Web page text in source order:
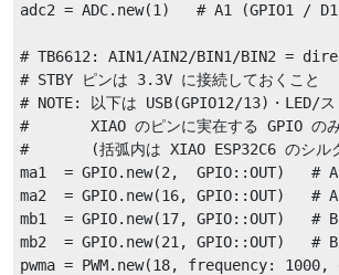
adc2 = ADC.new(1)   # A1 (GPIO1 /
# TB6612: AIN1/AIN2/BIN1/BIN2 =
# STBY ピンは 3.3V に接続しておくこと
# NOTE: 以下は USB(GPIO12/13)・LED/
#       XIAO のピンに実在する GPIO のみ
#       (括弧内は XIAO ESP32C6 のシル
ma1  = GPIO.new(2,  GPIO::OUT)   #
ma2  = GPIO.new(16, GPIO::OUT)   #
mb1  = GPIO.new(17, GPIO::OUT)   #
mb2  = GPIO.new(21, GPIO::OUT)   #
pwma = PWM.new(18, frequency: